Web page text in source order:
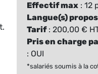
Effectif max : 12
Langue(s)
Tarif: 200,00 €
Pris en charge
: OUI
*salariés soumis à la